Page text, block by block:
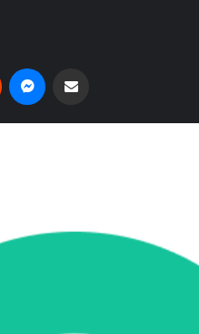
Reddit